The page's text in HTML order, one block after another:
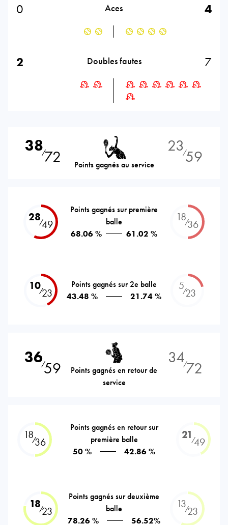
0 Aces 4
2 Doubles fautes 7
38⁄72 Points gagnés au service
23⁄59
28⁄49
Points gagnés sur première
balle
68.06 %
61.02 %
18⁄36
10⁄23
Points gagnés sur 2e balle
43.48 %
21.74 %
5⁄23
36⁄59
Points gagnés en retour de
service
34⁄72
18⁄36
Points gagnés en retour sur
première balle
50 %
42.86 %
21⁄49
18⁄23
Points gagnés sur deuxième
balle
78.26 %
56.52%
13⁄23